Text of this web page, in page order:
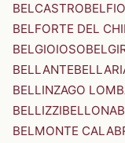
BELCASTRO
BELFORTE DEL
BELGIOIOSO
BELLANTE
BELLINZAGO
BELLIZZIBELLONA
BELMONTE